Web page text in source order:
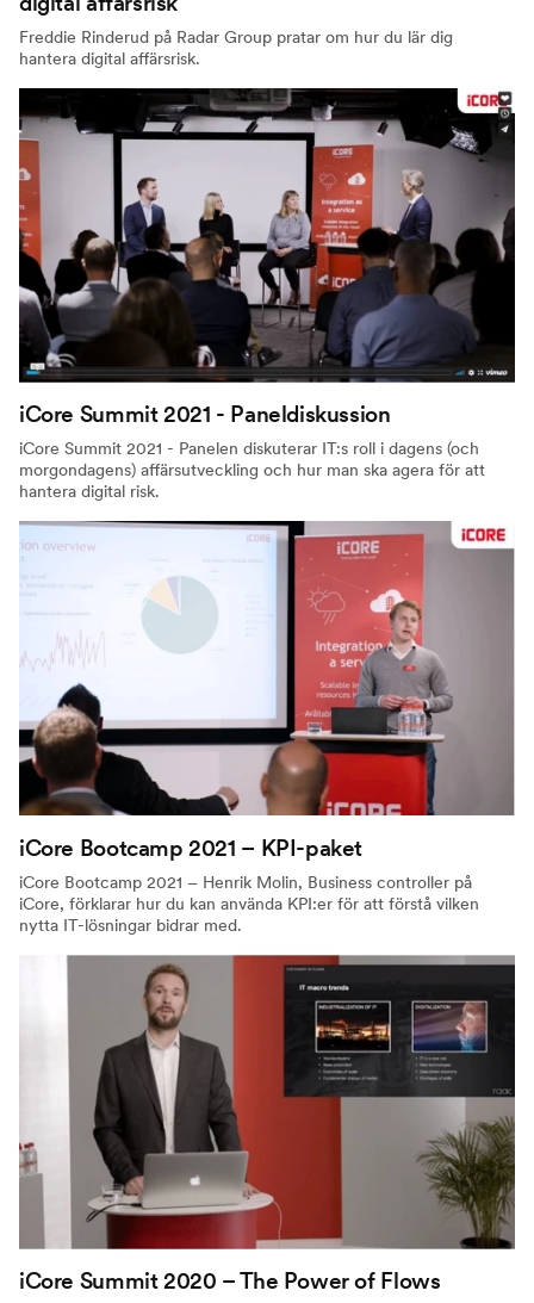
Freddie Rinderud på Radar Group pratar om hur du lär dig
hantera digital affärsrisk.
iCore Summit 2021 - Paneldiskussion
iCore Summit 2021 - Panelen diskuterar IT:s roll i dagens (och
morgondagens) affärsutveckling och hur man ska agera för att
hantera digital risk.
iCore Bootcamp 2021 – KPI-paket
iCore Bootcamp 2021 – Henrik Molin, Business controller på
iCore, förklarar hur du kan använda KPI:er för att förstå vilken
nytta IT-lösningar bidrar med.
iCore Summit 2020 – The Power of Flows